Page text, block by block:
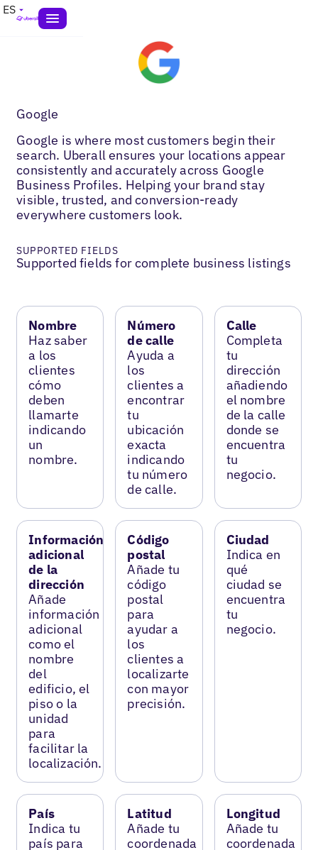
ES
Google
Google is where most customers begin their
search. Uberall ensures your locations appear
consistently and accurately across Google
Business Profiles. Helping your brand stay
visible, trusted, and conversion-ready
everywhere customers look.
SUPPORTED FIELDS
Supported fields for complete business listings
Nombre
Haz saber
a los
clientes
cómo
deben
llamarte
indicando
un
nombre.
Número
de calle
Ayuda a
los
clientes a
encontrar
tu
ubicación
exacta
indicando
tu número
de calle.
Calle
Completa
tu
dirección
añadiendo
el nombre
de la calle
donde se
encuentra
tu
negocio.
Información
adicional
de la
dirección
Añade
información
adicional
como el
nombre
del
edificio, el
piso o la
unidad
para
facilitar la
localización.
Código
postal
Añade tu
código
postal
para
ayudar a
los
clientes a
localizarte
con mayor
precisión.
Ciudad
Indica en
qué
ciudad se
encuentra
tu
negocio.
País
Indica tu
país para
Latitud
Añade tu
coordenada
Longitud
Añade tu
coordenada